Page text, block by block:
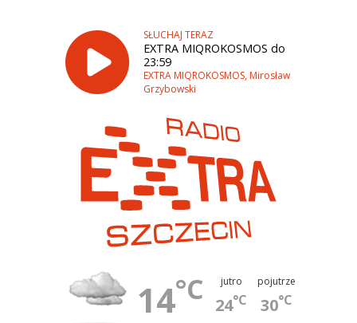
SŁUCHAJ TERAZ
EXTRA MIQROKOSMOS do
23:59
EXTRA MIQROKOSMOS, Mirosław
Grzybowski
14°C jutro
24°C
pojutrze
30°C